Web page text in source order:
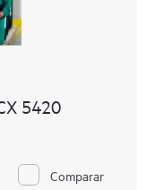
5420
Comparar